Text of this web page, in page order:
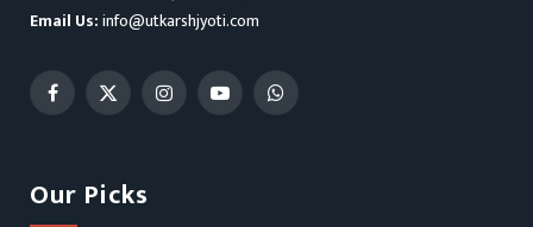
Email Us:info@utkarshjyoti.com
Facebook
X
InstagramYouTubeWhatsApp
Our Picks